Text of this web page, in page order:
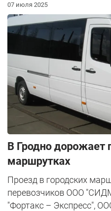
07 июля 2025
В Гродно дорожает
маршрутках
Проезд в городских
перевозчиков ООО
"Фортакс – Экспресс",